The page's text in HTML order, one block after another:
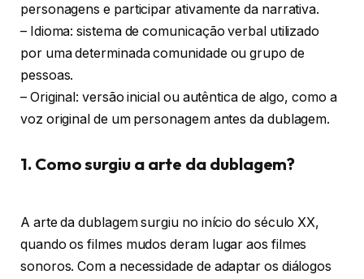
personagens e participar ativamente da narrativa.
– Idioma: sistema de comunicação verbal utilizado
por uma determinada comunidade ou grupo de
pessoas.
– Original: versão inicial ou autêntica de algo, como a
voz original de um personagem antes da dublagem.
1. Como surgiu a arte da dublagem?
A arte da dublagem surgiu no início do século XX,
quando os filmes mudos deram lugar aos filmes
sonoros. Com a necessidade de adaptar os diálogos